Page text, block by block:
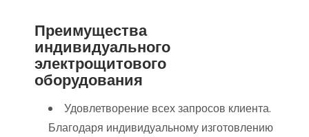
Преимущества
индивидуального
электрощитового
оборудования
Удовлетворение всех запросов клиента.
Благодаря индивидуальному изготовлению